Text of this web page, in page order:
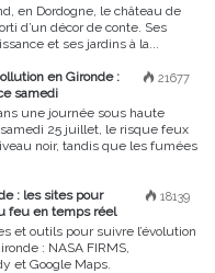
en Dordogne, le château de
d’un décor de conte. Ses
et ses jardins à la...
21677
en Gironde :
samedi
une journée sous haute
25 juillet, le risque feux
noir, tandis que les fumées
18139
: les sites pour
feu en temps réel
et outils pour suivre l’évolution
: NASA FIRMS,
et Google Maps.